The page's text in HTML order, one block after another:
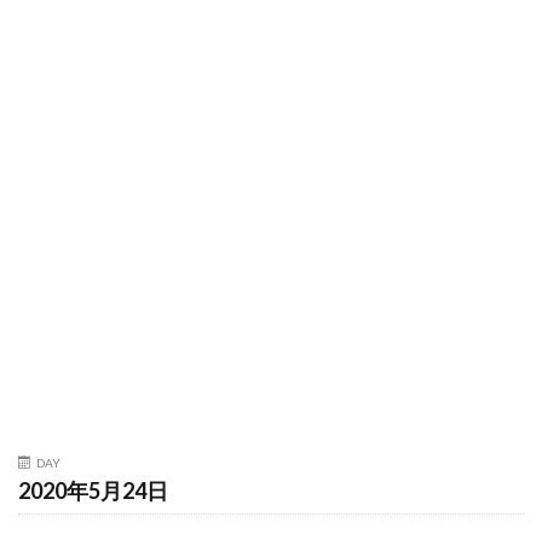
DAY
2020年5月24日